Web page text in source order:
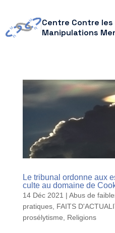
Centre Contre les
Manipulations
Le tribunal ordonne aux
culte au domaine de
14 Déc 2021 | Abus de
pratiques, FAITS
prosélytisme
Religions